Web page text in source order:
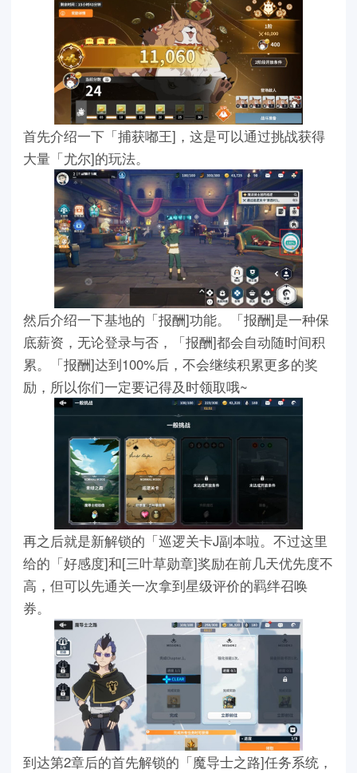
首先介绍一下「捕获嘟王]，这是可以通过挑战获得
大量「尤尔]的玩法。
然后介绍一下基地的「报酬]功能。「报酬]是一种保
底薪资，无论登录与否，「报酬]都会自动随时间积
累。「报酬]达到100%后，不会继续积累更多的奖
励，所以你们一定要记得及时领取哦~
再之后就是新解锁的「巡逻关卡J副本啦。不过这里
给的「好感度]和[三叶草勋章]奖励在前几天优先度不
高，但可以先通关一次拿到星级评价的羁绊召唤
券。
到达第2章后的首先解锁的「魔导士之路]任务系统，